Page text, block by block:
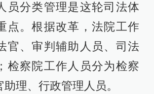
员分类管理是这轮司法体
点。根据改革，法院工作
官、审判辅助人员、司法
检察院工作人员分为检察
理、行政管理人员。